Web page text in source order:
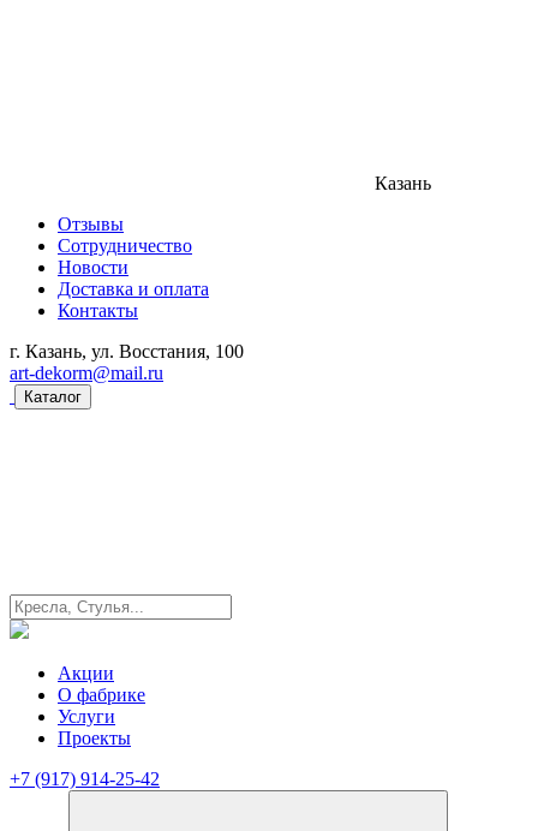
Казань
Отзывы
Сотрудничество
Новости
Доставка и оплата
Контакты
г. Казань, ул. Восстания, 100
art-dekorm@mail.ru
Каталог
Акции
О фабрике
Услуги
Проекты
+7 (917) 914-25-42